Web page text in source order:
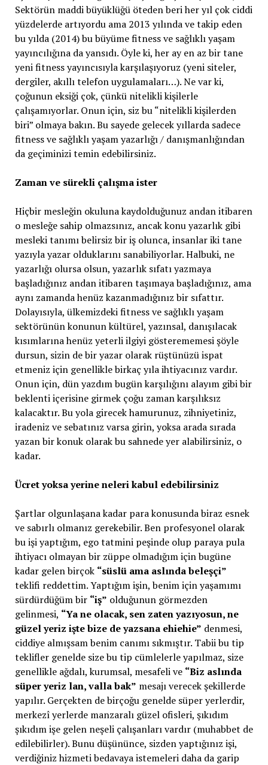
Sektörün maddi büyüklüğü öteden beri her yıl çok ciddi
yüzdelerde artıyordu ama 2013 yılında ve takip eden
bu yılda (2014) bu büyüme fitness ve sağlıklı yaşam
yayıncılığına da yansıdı. Öyle ki, her ay en az bir tane
yeni fitness yayıncısıyla karşılaşıyoruz (yeni siteler,
dergiler, akıllı telefon uygulamaları…). Ne var ki,
çoğunun eksiği çok, çünkü nitelikli kişilerle
çalışamıyorlar. Onun için, siz bu “nitelikli kişilerden
biri” olmaya bakın. Bu sayede gelecek yıllarda sadece
fitness ve sağlıklı yaşam yazarlığı / danışmanlığından
da geçiminizi temin edebilirsiniz.
Zaman ve sürekli çalışma ister
Hiçbir mesleğin okuluna kaydolduğunuz andan itibaren
o mesleğe sahip olmazsınız, ancak konu yazarlık gibi
mesleki tanımı belirsiz bir iş olunca, insanlar iki tane
yazıyla yazar olduklarını sanabiliyorlar. Halbuki, ne
yazarlığı olursa olsun, yazarlık sıfatı yazmaya
başladığınız andan itibaren taşımaya başladığınız, ama
aynı zamanda henüz kazanmadığınız bir sıfattır.
Dolayısıyla, ülkemizdeki fitness ve sağlıklı yaşam
sektörünün konunun kültürel, yazınsal, danışılacak
kısımlarına henüz yeterli ilgiyi gösterememesi şöyle
dursun, sizin de bir yazar olarak rüştünüzü ispat
etmeniz için genellikle birkaç yıla ihtiyacınız vardır.
Onun için, dün yazdım bugün karşılığını alayım gibi bir
beklenti içerisine girmek çoğu zaman karşılıksız
kalacaktır. Bu yola girecek hamurunuz, zihniyetiniz,
iradeniz ve sebatınız varsa girin, yoksa arada sırada
yazan bir konuk olarak bu sahnede yer alabilirsiniz, o
kadar.
Ücret yoksa yerine neleri kabul edebilirsiniz
Şartlar olgunlaşana kadar para konusunda biraz esnek
ve sabırlı olmanız gerekebilir. Ben profesyonel olarak
bu işi yaptığım, ego tatmini peşinde olup paraya pula
ihtiyacı olmayan bir züppe olmadığım için bugüne
kadar gelen birçok “süslü ama aslında beleşçi”
teklifi reddettim. Yaptığım işin, benim için yaşamımı
sürdürdüğüm bir “iş” olduğunun görmezden
gelinmesi, “Ya ne olacak, sen zaten yazıyosun, ne
güzel yeriz işte bize de yazsana ehiehie” denmesi,
ciddiye almışsam benim canımı sıkmıştır. Tabii bu tip
teklifler genelde size bu tip cümlelerle yapılmaz, size
genellikle ağdalı, kurumsal, mesafeli ve “Biz aslında
süper yeriz lan, valla bak” mesajı verecek şekillerde
yapılır. Gerçekten de birçoğu genelde süper yerlerdir,
merkezî yerlerde manzaralı güzel ofisleri, şıkıdım
şıkıdım işe gelen neşeli çalışanları vardır (muhabbet de
edilebilirler). Bunu düşününce, sizden yaptığınız işi,
verdiğiniz hizmeti bedavaya istemeleri daha da garip